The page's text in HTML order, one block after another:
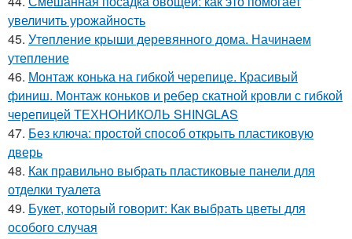
увеличить урожайность
45. Утепление крыши деревянного дома. Начинаем
утепление
46. Монтаж конька на гибкой черепице. Красивый
финиш. Монтаж коньков и ребер скатной кровли с гибкой
черепицей ТЕХНОНИКОЛЬ SHINGLAS
47. Без ключа: простой способ открыть пластиковую
дверь
48. Как правильно выбрать пластиковые панели для
отделки туалета
49. Букет, который говорит: Как выбрать цветы для
особого случая